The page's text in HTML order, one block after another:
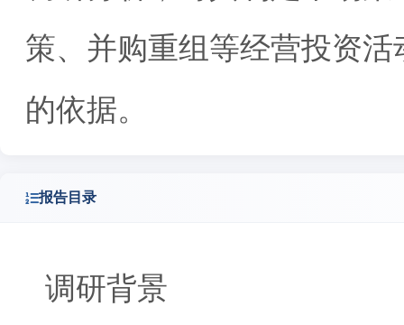
策、并购重组等经营投资
的依据。
报告目录
调研背景